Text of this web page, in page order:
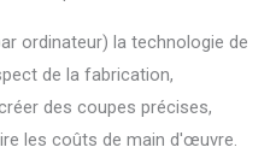
ordinateur) la technologie de
de la fabrication,
des coupes précises,
les coûts de main d'œuvre.